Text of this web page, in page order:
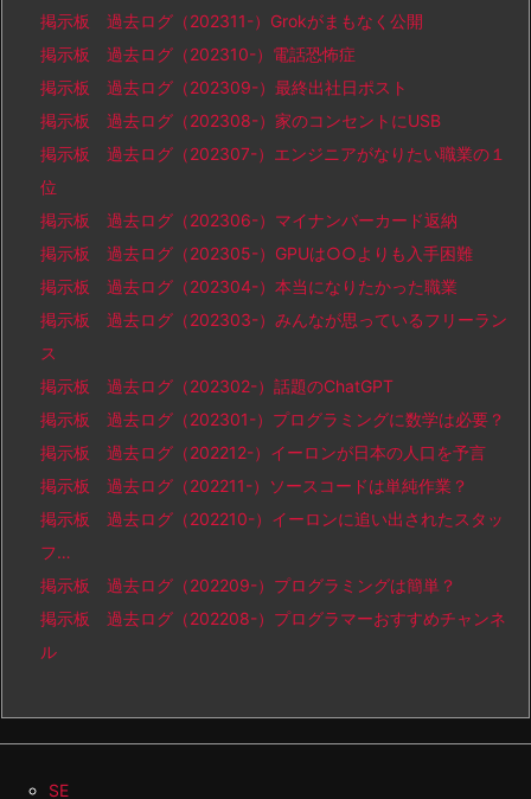
掲示板 過去ログ（202311-）Grokがまもなく公開
掲示板 過去ログ（202310-）電話恐怖症
掲示板 過去ログ（202309-）最終出社日ポスト
掲示板 過去ログ（202308-）家のコンセントにUSB
掲示板 過去ログ（202307-）エンジニアがなりたい職業の１
位
掲示板 過去ログ（202306-）マイナンバーカード返納
掲示板 過去ログ（202305-）GPUは○○よりも入手困難
掲示板 過去ログ（202304-）本当になりたかった職業
掲示板 過去ログ（202303-）みんなが思っているフリーラン
ス
掲示板 過去ログ（202302-）話題のChatGPT
掲示板 過去ログ（202301-）プログラミングに数学は必要？
掲示板 過去ログ（202212-）イーロンが日本の人口を予言
掲示板 過去ログ（202211-）ソースコードは単純作業？
掲示板 過去ログ（202210-）イーロンに追い出されたスタッ
フ…
掲示板 過去ログ（202209-）プログラミングは簡単？
掲示板 過去ログ（202208-）プログラマーおすすめチャンネ
ル
SE